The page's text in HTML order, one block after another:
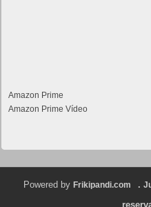
Amazon Prime
Amazon Prime Vídeo
Powered by Frikipandi.com .